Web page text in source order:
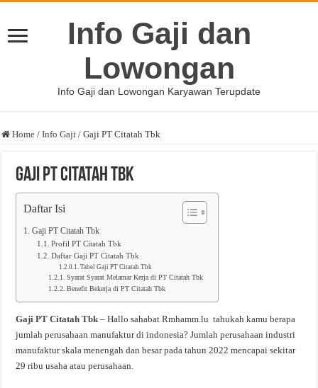
Info Gaji dan
Lowongan
Info Gaji dan Lowongan Karyawan Terupdate
Home / Info Gaji / Gaji PT Citatah Tbk
Gaji PT Citatah Tbk
Daftar Isi
Gaji PT Citatah Tbk
Profil PT Citatah Tbk
Daftar Gaji PT Citatah Tbk
Tabel Gaji PT Citatah Tbk
Syarat Syarat Melamar Kerja di PT Citatah Tbk
Benefit Bekerja di PT Citatah Tbk
Gaji PT Citatah Tbk – Hallo sahabat Rmhamm.lu tahukah kamu berapa
jumlah perusahaan manufaktur di indonesia? Jumlah perusahaan industri
manufaktur skala menengah dan besar pada tahun 2022 mencapai sekitar
29 ribu usaha atau perusahaan.